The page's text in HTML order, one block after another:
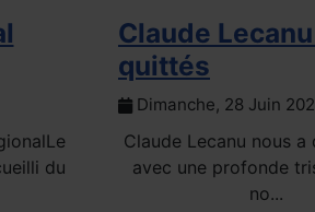
du
Claude
quittés
Dimanche, 28 Juin
Claude Lecanu nous a
avec une profonde
no...